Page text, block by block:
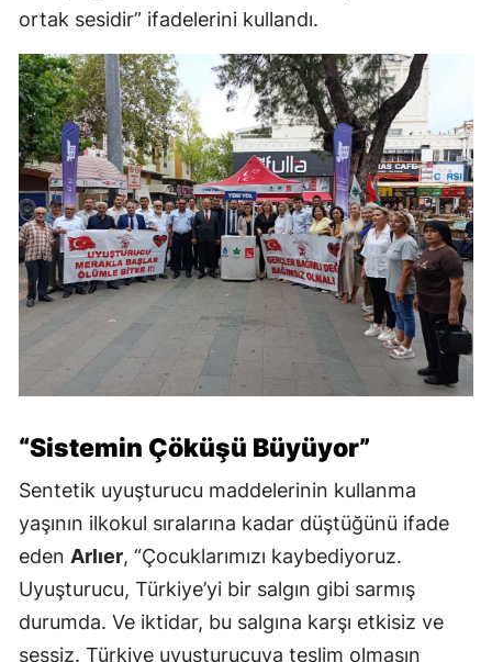
ortak sesidir” ifadelerini kullandı.
“Sistemin Çöküşü Büyüyor”
Sentetik uyuşturucu maddelerinin kullanma
yaşının ilkokul sıralarına kadar düştüğünü ifade
eden Arlıer, “Çocuklarımızı kaybediyoruz.
Uyuşturucu, Türkiye’yi bir salgın gibi sarmış
durumda. Ve iktidar, bu salgına karşı etkisiz ve
sessiz. Türkiye uyuşturucuya teslim olmasın